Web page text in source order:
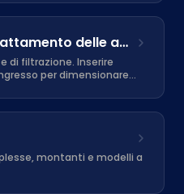
Soluzioni per il trattamento delle acque
di filtrazione. Inserire
per dimensionare
montanti e modelli a